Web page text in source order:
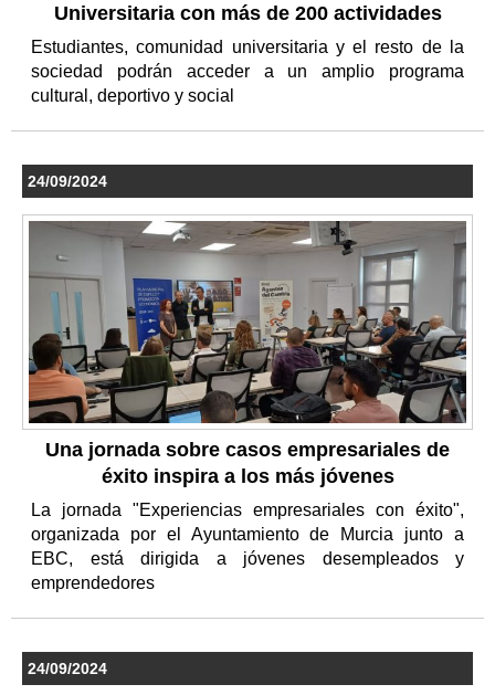
Universitaria con más de 200 actividades
Estudiantes, comunidad universitaria y el resto de la
sociedad podrán acceder a un amplio programa
cultural, deportivo y social
24/09/2024
Una jornada sobre casos empresariales de
éxito inspira a los más jóvenes
La jornada "Experiencias empresariales con éxito",
organizada por el Ayuntamiento de Murcia junto a
EBC, está dirigida a jóvenes desempleados y
emprendedores
24/09/2024